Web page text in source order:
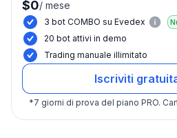
$0/ mese
3 bot COMBO su Evedex
20 bot attivi in demo
Trading manuale illimitato
Iscriviti
*7 giorni di prova del piano PRO.